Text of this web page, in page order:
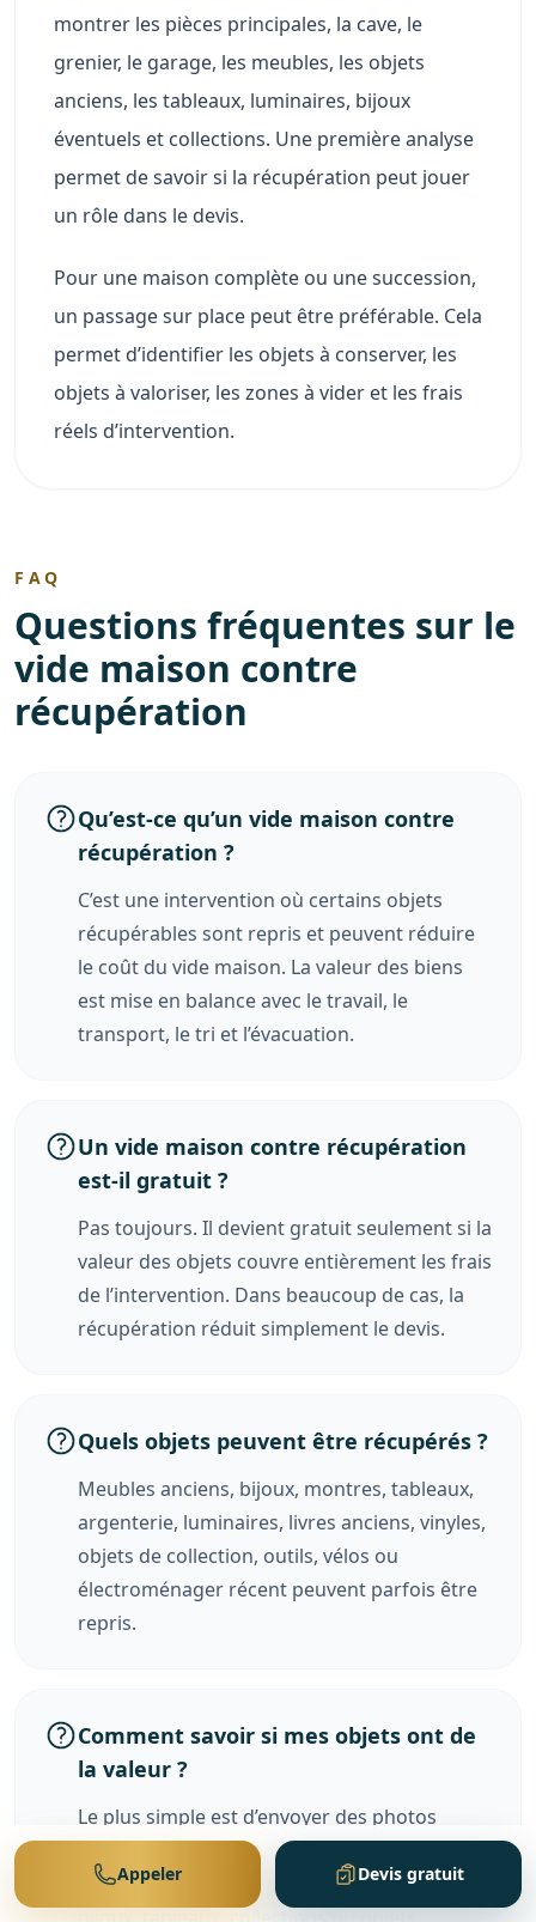
montrer les pièces principales, la cave, le
grenier, le garage, les meubles, les objets
anciens, les tableaux, luminaires, bijoux
éventuels et collections. Une première analyse
permet de savoir si la récupération peut jouer
un rôle dans le devis.
Pour une maison complète ou une succession,
un passage sur place peut être préférable. Cela
permet d’identifier les objets à conserver, les
objets à valoriser, les zones à vider et les frais
réels d’intervention.
FAQ
Questions fréquentes sur le
vide maison contre
récupération
Qu’est-ce qu’un vide maison contre
récupération ?
C’est une intervention où certains objets
récupérables sont repris et peuvent réduire
le coût du vide maison. La valeur des biens
est mise en balance avec le travail, le
transport, le tri et l’évacuation.
Un vide maison contre récupération
est-il gratuit ?
Pas toujours. Il devient gratuit seulement si la
valeur des objets couvre entièrement les frais
de l’intervention. Dans beaucoup de cas, la
récupération réduit simplement le devis.
Quels objets peuvent être récupérés ?
Meubles anciens, bijoux, montres, tableaux,
argenterie, luminaires, livres anciens, vinyles,
objets de collection, outils, vélos ou
électroménager récent peuvent parfois être
repris.
Comment savoir si mes objets ont de
la valeur ?
Le plus simple est d’envoyer des photos
générales du logement et des photos
détaillées des objets anciens, meubles,
Appeler Devis gratuit